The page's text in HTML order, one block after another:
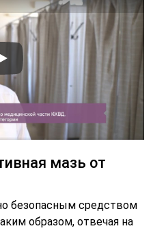
мазь от
безопасным средством
образом, отвечая на